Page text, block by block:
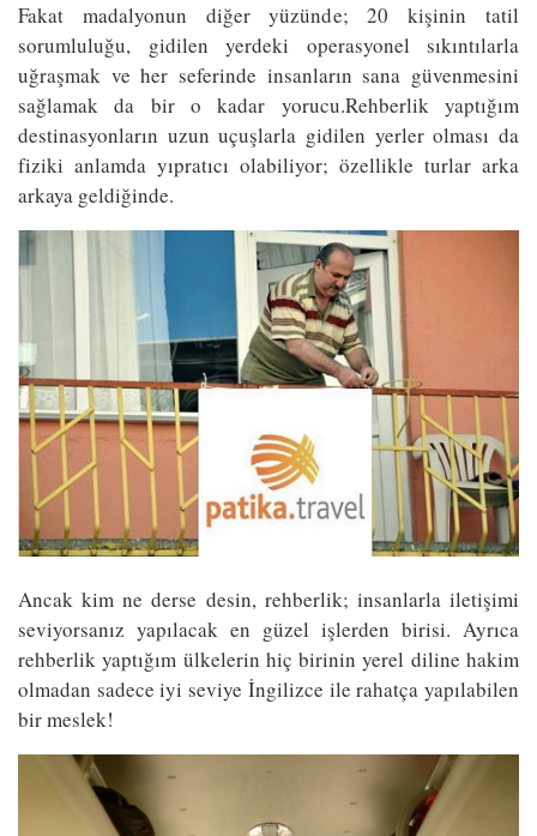
Fakat madalyonun diğer yüzünde; 20 kişinin tatil
sorumluluğu, gidilen yerdeki operasyonel sıkıntılarla
uğraşmak ve her seferinde insanların sana güvenmesini
sağlamak da bir o kadar yorucu.Rehberlik yaptığım
destinasyonların uzun uçuşlarla gidilen yerler olması da
fiziki anlamda yıpratıcı olabiliyor; özellikle turlar arka
arkaya geldiğinde.
Ancak kim ne derse desin, rehberlik; insanlarla iletişimi
seviyorsanız yapılacak en güzel işlerden birisi. Ayrıca
rehberlik yaptığım ülkelerin hiç birinin yerel diline hakim
olmadan sadece iyi seviye İngilizce ile rahatça yapılabilen
bir meslek!